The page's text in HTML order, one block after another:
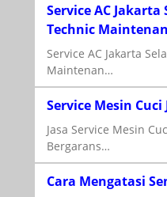
Service AC
Technic
Service AC Jakarta
Maintenan…
Service Mesin
Jasa Service Mesin
Bergarans…
Cara Mengatasi